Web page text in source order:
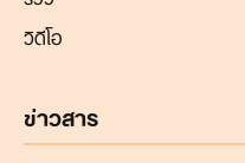
วิดีโอ
ข่าวสาร